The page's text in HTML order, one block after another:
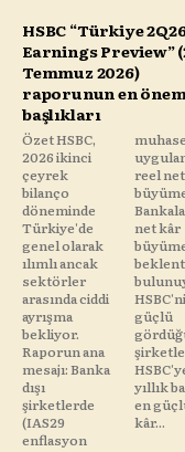
HSBC “Türkiye
Earnings Preview”
Temmuz 2026)
raporunun en
başlıkları
Özet HSBC,
2026 ikinci
çeyrek
bilanço
döneminde
Türkiye'de
genel olarak
ılımlı ancak
sektörler
arasında ciddi
ayrışma
bekliyor.
Raporun ana
mesajı: Banka
dışı
şirketlerde
(IAS29
enflasyon
muhasebesi
uygulanmış)
reel net kâr
büyümesi %3
Bankalarda
net kâr
büyümesi %7
beklentisi
bulunuyor.
HSBC'nin en
güçlü
gördüğü
şirketler
HSBC'ye göre
yıllık bazda
en güçlü reel
kâr...